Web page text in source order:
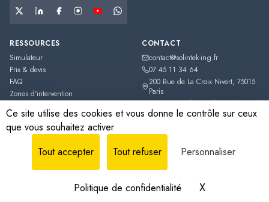
RESSOURCES
Simulateur
Prix & devis
FAQ
Zones d'intervention
CONTACT
contact@solintek-ing.fr
07 45 11 34 64
200 Rue de La Croix Nivert, 75015
Paris
France métropolitaine (hors Corse,
DOM-TOM)
939 887 659· SIRET939 887 659· Capital
ConfidentialitéCGVPlan du site
Ce site utilise des cookies et vous donne le contrôle sur ceux
que vous souhaitez activer
Tout accepter
Tout refuser Personnaliser
Politique de confidentialité X